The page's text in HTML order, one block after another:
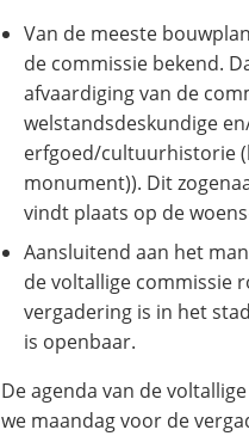
Van de meeste
de commissie bekend.
afvaardiging van de
welstandsdeskundige
erfgoed/cultuurhistorie
monument)). Dit
vindt plaats op de
Aansluitend aan het
de voltallige commissie
vergadering is in het
is openbaar.
De agenda van de
we maandag voor de